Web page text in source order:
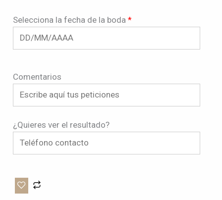
Selecciona la fecha de la boda *
Comentarios
¿Quieres ver el resultado?